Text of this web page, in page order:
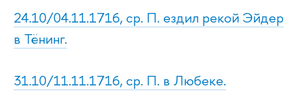
24.10/04.11.1716, ср. П. ездил рекой Эйдер
в Тёнинг.
31.10/11.11.1716, ср. П. в Любеке.